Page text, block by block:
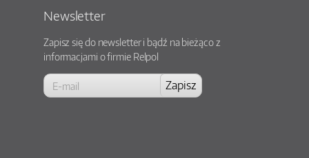
Newsletter
Zapisz się do newsletter i bądź na bieżąco z
informacjami o firmie Relpol